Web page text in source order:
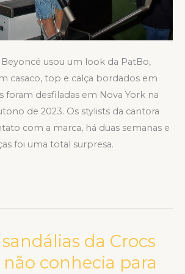
usou um look da PatBo,
casaco, top e calça bordados em
foram desfiladas em Nova York na
de 2023. Os stylists da cantora
com a marca, há duas semanas e
foi uma total surpresa.
da Crocs
conhecia para